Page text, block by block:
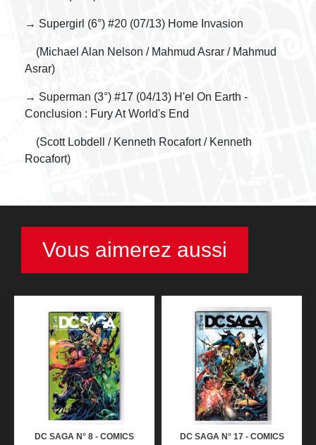
→ Supergirl (6°) #20 (07/13) Home Invasion
(Michael Alan Nelson / Mahmud Asrar / Mahmud
Asrar)
→ Superman (3°) #17 (04/13) H'el On Earth -
Conclusion : Fury At World's End
(Scott Lobdell / Kenneth Rocafort / Kenneth
Rocafort)
Vous aimerez aussi
DC SAGA N° 8 - COMICS
DC SAGA N° 17 - COMICS